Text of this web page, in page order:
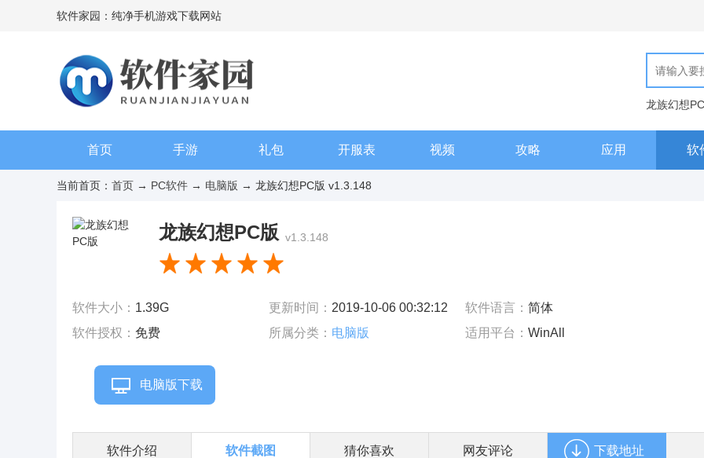
软件家园：纯净手机游戏下载网站
龙族幻想
天工编辑器
首页 手游 礼包 开服表 视频 攻略 应用 软
当前首页： 首页 → PC软件 → 电脑版 → 龙族幻想PC版 v1.3.148
龙族幻想PC版 v1.3.148
软件大小： 1.39G 更新时间： 2019-10-06 00:32:12 软件语言： 简体
软件授权： 免费 所属分类： 电脑版 适用平台： WinAll
电脑版下载
软件介绍 软件截图 猜你喜欢 网友评论 下载地址